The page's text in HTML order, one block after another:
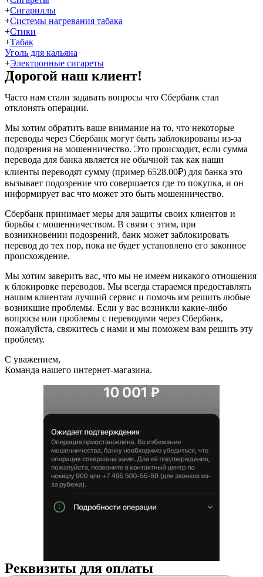
+Сигариллы
+Системы нагревания табака
+Стики
+Табак
Уголь для кальяна
+Электронные сигареты
Дорогой наш клиент!
Часто нам стали задавать вопросы что Сбербанк стал
отклонять операции.
Мы хотим обратить ваше внимание на то, что некоторые
переводы через Сбербанк могут быть заблокированы из-за
подозрения на мошенничество. Это происходит, если сумма
перевода для банка является не обычной так как наши
клиенты переводят сумму (пример 6528.00₽) для банка это
вызывает подозрение что совершается где то покупка, и он
информирует вас что может это быть мошенничество.
Сбербанк принимает меры для защиты своих клиентов и
борьбы с мошенничеством. В связи с этим, при
возникновении подозрений, банк может заблокировать
перевод до тех пор, пока не будет установлено его законное
происхождение.
Мы хотим заверить вас, что мы не имеем никакого отношения
к блокировке переводов. Мы всегда стараемся предоставлять
нашим клиентам лучший сервис и помочь им решить любые
возникшие проблемы. Если у вас возникли какие-либо
вопросы или проблемы с переводами через Сбербанк,
пожалуйста, свяжитесь с нами и мы поможем вам решить эту
проблему.
С уважением,
Команда нашего интернет-магазина.
Реквизиты для оплаты